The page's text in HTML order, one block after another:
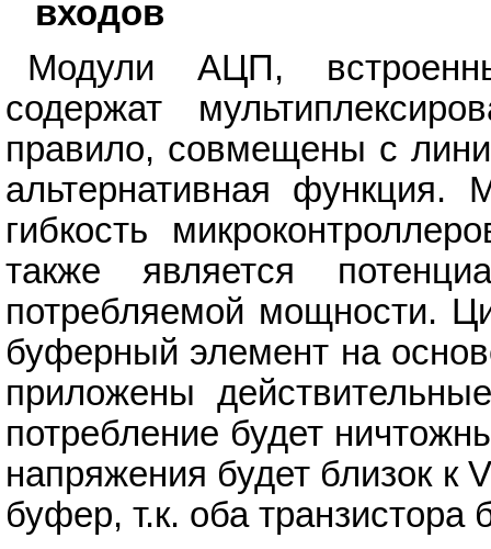
входов
Модули АЦП,
содержат
правило, совмещены с
альтернативная функция.
гибкость
также является
потребляемой мощности.
буферный элемент на
приложены
потребление будет
напряжения будет близок к
буфер, т.к. оба транзистора